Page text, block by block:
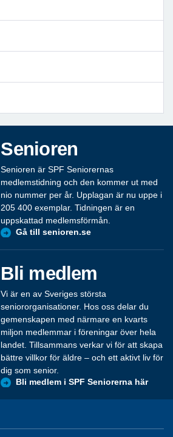
Senioren
Senioren är SPF Seniorernas
medlemstidning och den kommer ut med
nio nummer per år. Upplagan är nu uppe i
205 400 exemplar. Tidningen är en
uppskattad medlemsförmån.
Gå till senioren.se
Bli medlem
Vi är en av Sveriges största
seniororganisationer. Hos oss delar du
gemenskapen med närmare en kvarts
miljon medlemmar i föreningar över hela
landet. Tillsammans verkar vi för att skapa
bättre villkor för äldre – och ett aktivt liv för
dig som senior.
Bli medlem i SPF Seniorerna här